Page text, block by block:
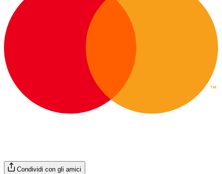
Condividi con gli amici